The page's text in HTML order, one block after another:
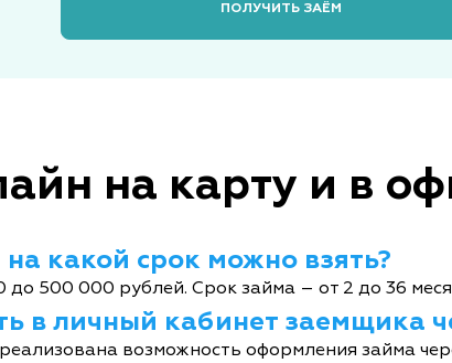
ПОЛУЧИТЬ ЗАЁМ
на карту и в
какой срок можно взять?
до 500 000 рублей. Срок займа – от 2 до 36
в личный кабинет заемщика
возможность оформления займа